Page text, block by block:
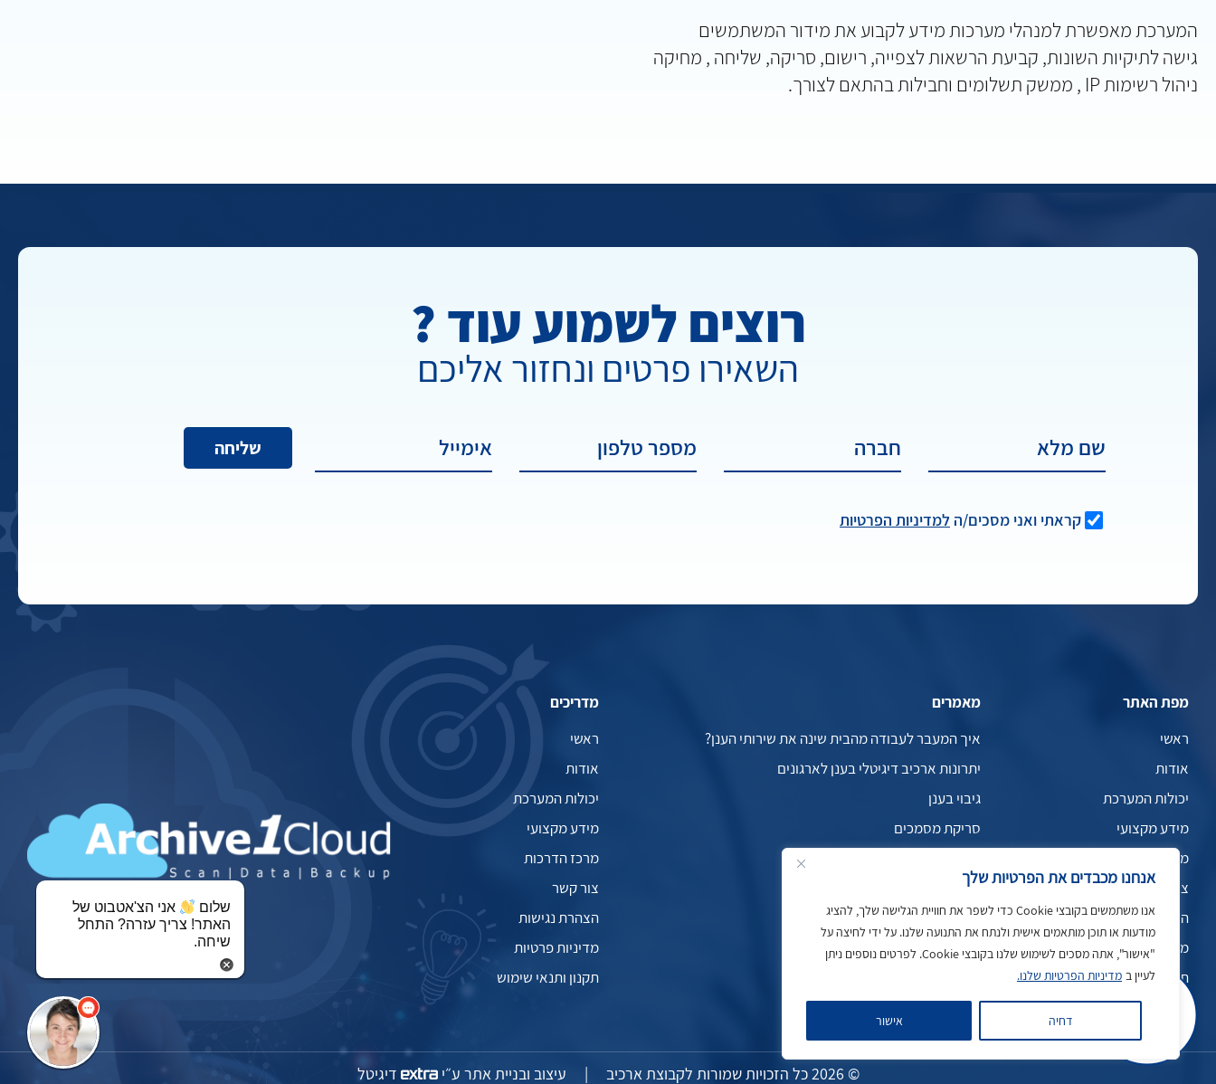
אנחנו מכבדים את הפרטיות שלך
אנו משתמשים בקובצי Cookie כדי לשפר את חוויית הגלישה שלך, להציג
מודעות או תוכן מותאמים אישית ולנתח את התנועה שלנו. על ידי לחיצה על
"אישור", אתה מסכים לשימוש שלנו בקובצי Cookie. לפרטים נוספים ניתן
לעיין ב מדיניות הפרטיות שלנו.
דחיה אישור
המערכת מאפשרת למנהלי מערכות מידע לקבוע את מידור המשתמשים
גישה לתיקיות השונות, קביעת הרשאות לצפייה, רישום, סריקה, שליחה , מחיקה
ניהול רשימות IP , ממשק תשלומים וחבילות בהתאם לצורך.
רוצים לשמוע עוד ?
השאירו פרטים ונחזור אליכם
קראתי ואני מסכים/ה למדיניות הפרטיות
מפת האתר
ראשי
אודות
יכולות המערכת
מידע מקצועי
מרכז הדרכות
צור קשר
הצהרת נגישות
מדיניות פרטיות
תקנון ותנאי שימוש
מאמרים
איך המעבר לעבודה מהבית שינה את שירותי הענן?
יתרונות ארכיב דיגיטלי בענן לארגונים
גיבוי בענן
סריקת מסמכים
מדריכים
ראשי
אודות
יכולות המערכת
מידע מקצועי
מרכז הדרכות
צור קשר
הצהרת נגישות
מדיניות פרטיות
תקנון ותנאי שימוש
© 2026 כל הזכויות שמורות לקבוצת ארכיב | עיצוב ובניית אתר ע״י דיגיטל
שלום
אני הצ'אטבוט של
האתר! צריך עזרה? התחל
שיחה.